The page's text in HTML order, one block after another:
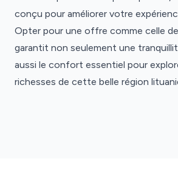
conçu pour améliorer votre
Opter pour une offre comme celle
garantit non seulement une
aussi le confort essentiel pour
richesses de cette belle région